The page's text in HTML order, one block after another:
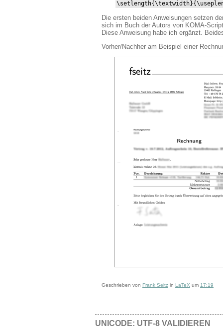
Die ersten beiden Anweisungen setzen
sich im Buch der Autors von KOMA-
Diese Anweisung habe ich ergänzt.
Vorher/Nachher am Beispiel einer
Geschrieben von Frank Seitz in LaTeX um 17:19
UNICODE: UTF-8 VALIDIEREN